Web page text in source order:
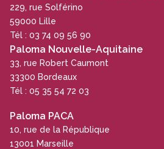
229, rue Solférino
59000 Lille
Tél : 03 74 09 56 90
Paloma Nouvelle-Aquitaine
33, rue Robert Caumont
33300 Bordeaux
Tél : 05 35 54 72 03
Paloma PACA
10, rue de la République
13001 Marseille